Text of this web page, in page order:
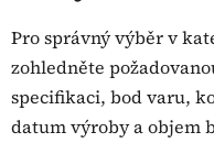
Pro správný výběr v
zohledněte
specifikaci, bod varu,
datum výroby a objem